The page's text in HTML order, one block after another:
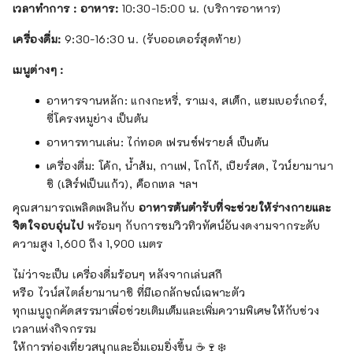
เวลาทำการ : อาหาร: 10:30-15:00 น. (บริการอาหาร)
เครื่องดื่ม: 9:30-16:30 น. (รับออเดอร์สุดท้าย)
เมนูต่างๆ :
อาหารจานหลัก: แกงกะหรี่, ราเมง, สเต็ก, แฮมเบอร์เกอร์,
ซี่โครงหมูย่าง เป็นต้น
อาหารทานเล่น: ไก่ทอด เฟรนช์ฟรายส์ เป็นต้น
เครื่องดื่ม: โค้ก, น้ำส้ม, กาแฟ, โกโก้, เบียร์สด, ไวน์ยามานา
ชิ (เสิร์ฟเป็นแก้ว), ค็อกเทล ฯลฯ
คุณสามารถเพลิดเพลินกับ อาหารต้นตำรับที่จะช่วยให้ร่างกายและ
จิตใจอบอุ่นไป พร้อมๆ กับการชมวิวทิวทัศน์อันงดงามจากระดับ
ความสูง 1,600 ถึง 1,900 เมตร
ไม่ว่าจะเป็น เครื่องดื่มร้อนๆ หลังจากเล่นสกี
หรือ ไวน์สไตล์ยามานาชิ ที่มีเอกลักษณ์เฉพาะตัว
ทุกเมนูถูกคัดสรรมาเพื่อช่วยเติมเต็มและเพิ่มความพิเศษให้กับช่วง
เวลาแห่งกิจกรรม
ให้การท่องเที่ยวสนุกและอิ่มเอมยิ่งขึ้น ☕🍷❄️